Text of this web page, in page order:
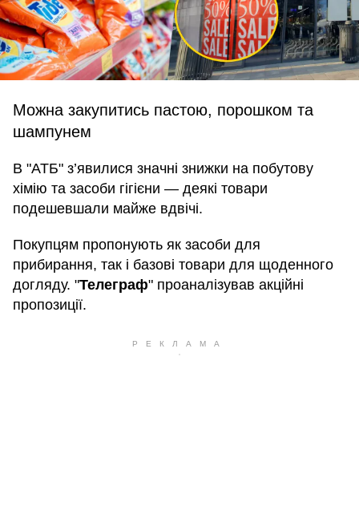
Можна закупитись пастою, порошком та
шампунем
В "АТБ" з’явилися значні знижки на побутову
хімію та засоби гігієни — деякі товари
подешевшали майже вдвічі.
Покупцям пропонують як засоби для
прибирання, так і базові товари для щоденного
догляду. "Телеграф" проаналізував акційні
пропозиції.